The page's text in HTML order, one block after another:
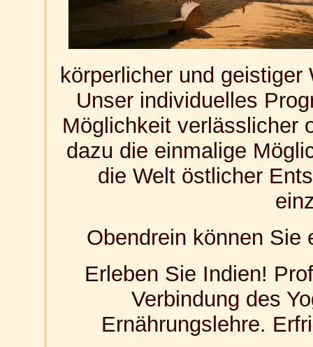
körperlicher und
Unser individuelles
Möglichkeit verlässlicher
dazu die einmalige
die Welt östlicher
Obendrein können Sie
Erleben Sie Indien!
Verbindung des
Ernährungslehre.